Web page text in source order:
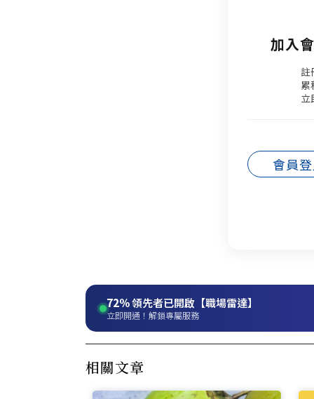
加入
註
累
立
會員
72%領先者已開啟【職場雷達】
立即開通！解鎖專屬服務
相關文章